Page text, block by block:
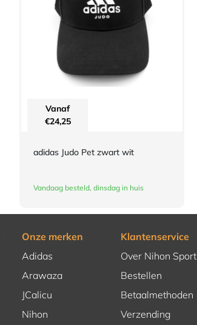
Vanaf
€24,25
adidas Judo Pet zwart wit
Vandaag besteld, dinsdag in huis
Onze merken
Adidas
Arawaza
JCalicu
Nihon
Klantenservice
Over Nihon Sport
Bestellen
Betaalmethoden
Verzending